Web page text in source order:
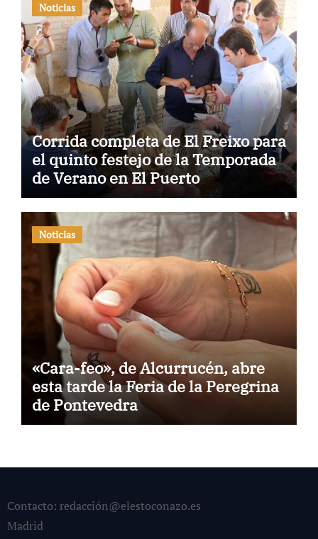
Noticias
Corrida completa de El Freixo para
el quinto festejo de la Temporada
de Verano en El Puerto
Noticias
«Cara-feo», de Alcurrucén, abre
esta tarde la Feria de la Peregrina
de Pontevedra
Contacto: redacción@elestoconazo.es
Madrid